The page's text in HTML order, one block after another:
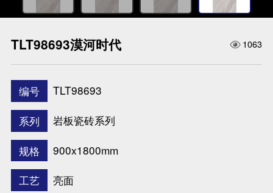
TLT98693漠河时代 1063
编号
TLT98693
系列
岩板瓷砖系列
规格
900x1800mm
工艺
亮面